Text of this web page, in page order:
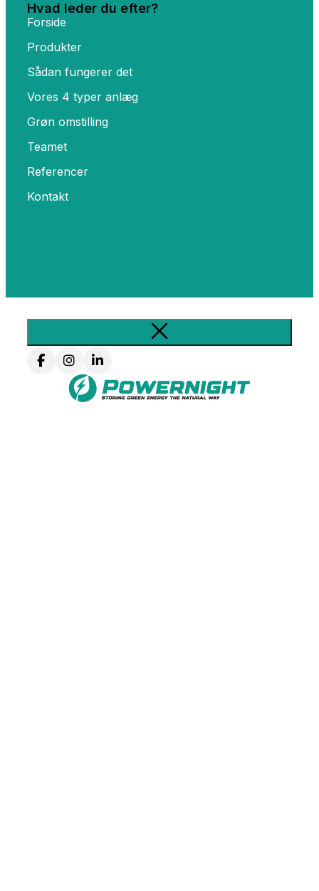
Hvad leder du efter?
Forside
Produkter
Sådan fungerer det
Vores 4 typer anlæg
Grøn omstilling
Teamet
Referencer
Kontakt